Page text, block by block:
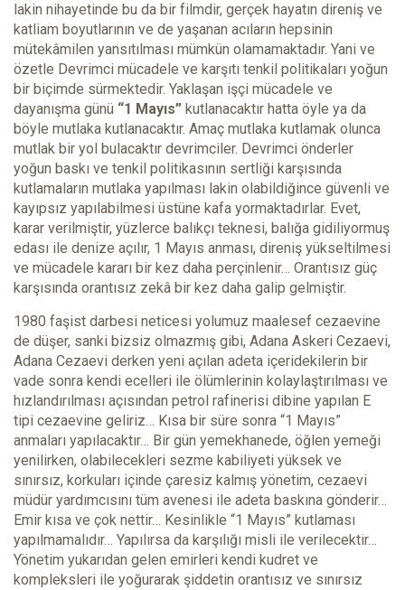
lakin nihayetinde bu da bir filmdir, gerçek hayatın direniş ve
katliam boyutlarının ve de yaşanan acıların hepsinin
mütekâmilen yansıtılması mümkün olamamaktadır. Yani ve
özetle Devrimci mücadele ve karşıtı tenkil politikaları yoğun
bir biçimde sürmektedir. Yaklaşan işçi mücadele ve
dayanışma günü “1 Mayıs” kutlanacaktır hatta öyle ya da
böyle mutlaka kutlanacaktır. Amaç mutlaka kutlamak olunca
mutlak bir yol bulacaktır devrimciler. Devrimci önderler
yoğun baskı ve tenkil politikasının sertliği karşısında
kutlamaların mutlaka yapılması lakin olabildiğince güvenli ve
kayıpsız yapılabilmesi üstüne kafa yormaktadırlar. Evet,
karar verilmiştir, yüzlerce balıkçı teknesi, balığa gidiliyormuş
edası ile denize açılır, 1 Mayıs anması, direniş yükseltilmesi
ve mücadele kararı bir kez daha perçinlenir… Orantısız güç
karşısında orantısız zekâ bir kez daha galip gelmiştir.
1980 faşist darbesi neticesi yolumuz maalesef cezaevine
de düşer, sanki bizsiz olmazmış gibi, Adana Askeri Cezaevi,
Adana Cezaevi derken yeni açılan adeta içeridekilerin bir
vade sonra kendi ecelleri ile ölümlerinin kolaylaştırılması ve
hızlandırılması açısından petrol rafinerisi dibine yapılan E
tipi cezaevine geliriz… Kısa bir süre sonra “1 Mayıs”
anmaları yapılacaktır… Bir gün yemekhanede, öğlen yemeği
yenilirken, olabilecekleri sezme kabiliyeti yüksek ve
sınırsız, korkuları içinde çaresiz kalmış yönetim, cezaevi
müdür yardımcısını tüm avenesi ile adeta baskına gönderir…
Emir kısa ve çok nettir… Kesinlikle “1 Mayıs” kutlaması
yapılmamalıdır… Yapılırsa da karşılığı misli ile verilecektir…
Yönetim yukarıdan gelen emirleri kendi kudret ve
kompleksleri ile yoğurarak şiddetin orantısız ve sınırsız